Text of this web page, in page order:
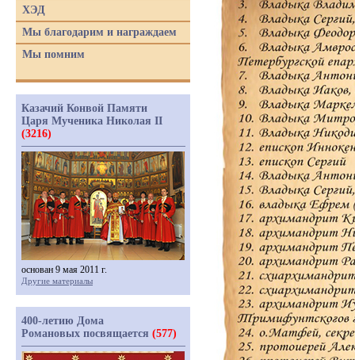
ХЭД
Мы благодарим и награждаем
Мы помним
Казачий Конвой Памяти
Царя Мученика Николая II
(3216)
основан 9 мая 2011 г.
Другие материалы
400-летию Дома
Романовых посвящается (577)